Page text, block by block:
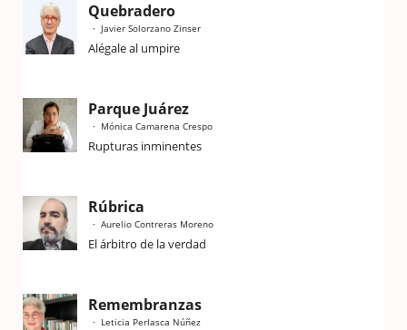
Quebradero
Javier Solorzano Zinser
Alégale al umpire
Parque Juárez
Mónica Camarena Crespo
Rupturas inminentes
Rúbrica
Aurelio Contreras Moreno
El árbitro de la verdad
Remembranzas
Leticia Perlasca Núñez